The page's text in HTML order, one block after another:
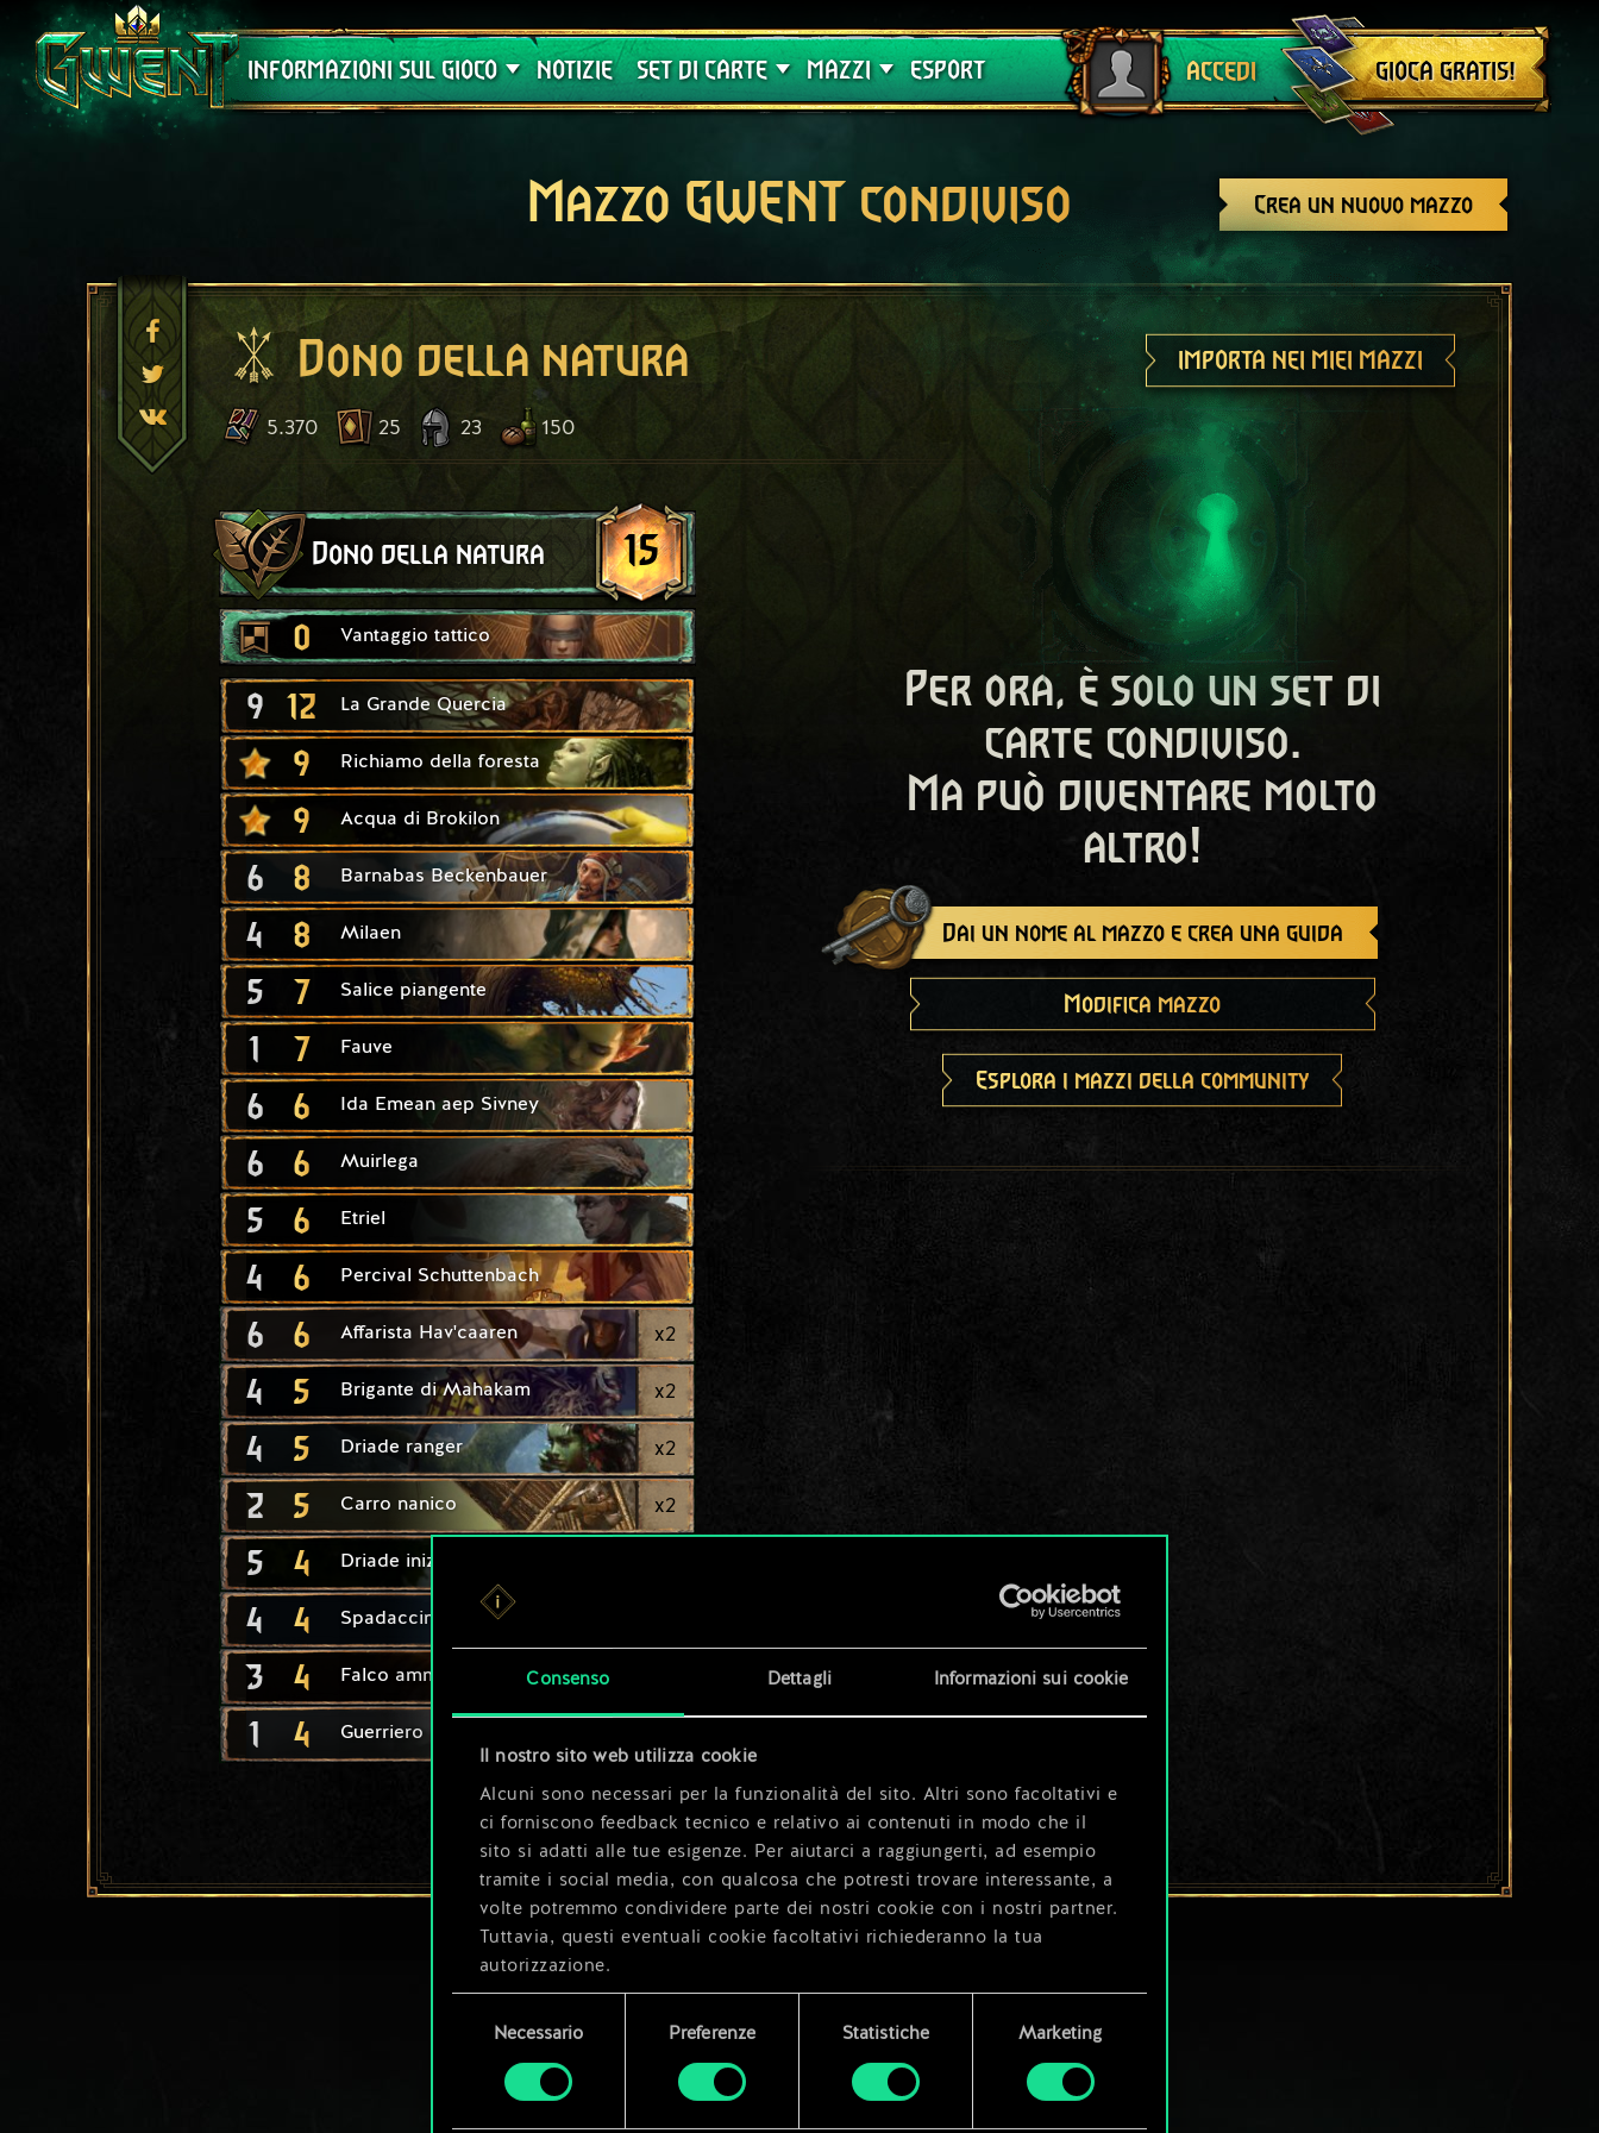
Consenso Dettagli Informazioni sui cookie
Il nostro sito web utilizza cookie
Alcuni sono necessari per la funzionalità del sito. Altri sono facoltativi e
ci forniscono feedback tecnico e relativo ai contenuti in modo che il
sito si adatti alle tue esigenze. Per aiutarci a raggiungerti, ad esempio
tramite i social media, con qualcosa che potresti trovare interessante, a
volte potremmo condividere parte dei nostri cookie con i nostri partner.
Tuttavia, questi eventuali cookie facoltativi richiederanno la tua
autorizzazione.
Tutti i dettagli su come utilizziamo i cookie e su come impostare le tue
consenso
Necessario Preferenze Statistiche Marketing
INFORMAZIONI SUL GIOCO
Assistenza
NOTIZIE SET DI CARTE
Crimson Curse
MAZZI
Guide
ESPORT ACCEDI
Esci
GIOCA GRATIS!
Crea un nuovo mazzo
Mazzo GWENT condiviso
Dono della natura IMPORTA NEI MIEI MAZZI
5.370 25 23 150
Dono della natura 15
0 Vantaggio tattico
9 12 La Grande Quercia
9 Richiamo della foresta
9 Acqua di Brokilon
6 8 Barnabas Beckenbauer
4 8 Milaen
5 7 Salice piangente
1 7 Fauve
6 6 Ida Emean aep Sivney
6 6 Muirlega
5 6 Etriel
4 6 Percival Schuttenbach
6 6 Affarista Hav'caaren x2
4 5 Brigante di Mahakam x2
4 5 Driade ranger x2
2 5 Carro nanico x2
5 4 Driade iniziata
4 4 Spadaccino elfico
3 4 Falco ammaestrato
1 4 Guerriero nanico
Per ora, è solo un set di
carte condiviso.
Ma può diventare molto
altro!
Dai un nome al mazzo e crea una guida
Modifica mazzo
Esplora i mazzi della community